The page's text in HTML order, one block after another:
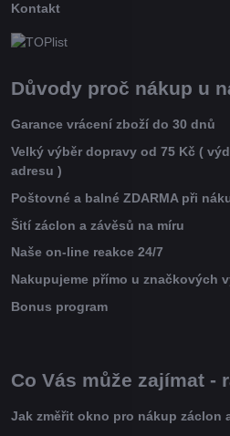
Kontakt
Důvody proč nákup u
Garance vrácení zboží do 30 dnů
Velký výběr dopravy od 75 Kč (
adresu )
Poštovné a balné ZDARMA při
Šití záclon a závěsů na míru
Naše on-line reakce 24/7
Nakupujeme přímo u značkových
Bonus program
Co Vás může zajímat -
Jak změřit okno pro nákup záclon